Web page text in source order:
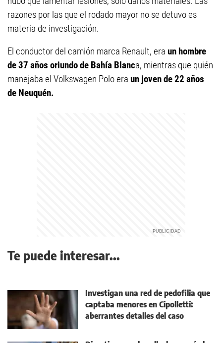
razones por las que el rodado mayor no se detuvo es
materia de investigación.
El conductor del camión marca Renault, era un hombre
de 37 años oriundo de Bahía Blanca, mientras que quién
manejaba el Volkswagen Polo era un joven de 22 años
de Neuquén.
Te puede interesar...
Investigan una red de pedofilia que
captaba menores en Cipolletti:
aberrantes detalles del caso